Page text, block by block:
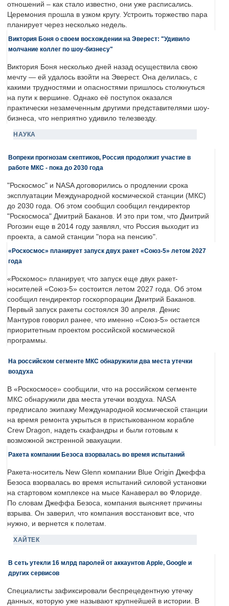
отношений – как стало известно, они уже расписались.
Церемония прошла в узком кругу. Устроить торжество пара
планирует через несколько недель.
Виктория Боня о своем восхождении на Эверест: "Удивило
молчание коллег по шоу-бизнесу"
Виктория Боня несколько дней назад осуществила свою
мечту — ей удалось взойти на Эверест. Она делилась, с
какими трудностями и опасностями пришлось столкнуться
на пути к вершине. Однако её поступок оказался
практически незамеченным другими представителями шоу-
бизнеса, что неприятно удивило телезвезду.
НАУКА
Вопреки прогнозам скептиков, Россия продолжит участие в
работе МКС - пока до 2030 года
"Роскосмос" и NASA договорились о продлении срока
эксплуатации Международной космической станции (МКС)
до 2030 года. Об этом сообщил сообщил гендиректор
"Роскосмоса" Дмитрий Баканов. И это при том, что Дмитрий
Рогозин еще в 2014 году заявлял, что Россия выходит из
проекта, а самой станции "пора на пенсию".
«Роскосмос» планирует запуск двух ракет «Союз-5» летом 2027
года
«Роскомос» планирует, что запуск еще двух ракет-
носителей «Союз-5» состоится летом 2027 года. Об этом
сообщил гендиректор госкорпорации Дмитрий Баканов.
Первый запуск ракеты состоялся 30 апреля. Денис
Мантуров говорил ранее, что именно «Союз-5» остается
приоритетным проектом российской космической
программы.
На российском сегменте МКС обнаружили два места утечки
воздуха
В «Роскосмосе» сообщили, что на российском сегменте
МКС обнаружили два места утечки воздуха. NASA
предписало экипажу Международной космической станции
на время ремонта укрыться в пристыкованном корабле
Crew Dragon, надеть скафандры и были готовым к
возможной экстренной эвакуации.
Ракета компании Безоса взорвалась во время испытаний
Ракета-носитель New Glenn компании Blue Origin Джеффа
Безоса взорвалась во время испытаний силовой установки
на стартовом комплексе на мысе Канаверал во Флориде.
По словам Джеффа Безоса, компания выясняет причины
взрыва. Он заверил, что компания восстановит все, что
нужно, и вернется к полетам.
ХАЙТЕК
В сеть утекли 16 млрд паролей от аккаунтов Apple, Google и
других сервисов
Специалисты зафиксировали беспрецедентную утечку
данных, которую уже называют крупнейшей в истории. В